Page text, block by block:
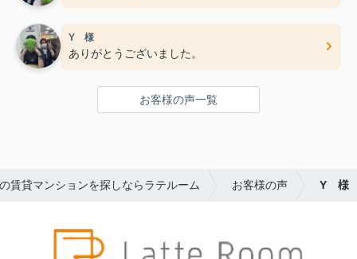
Y 様
ありがとうございました。
お客様の声一覧
賃貸マンションを探しならラテルーム お客様の声 Y 様